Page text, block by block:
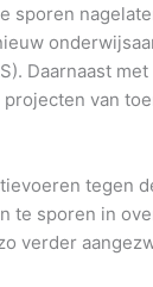
sporen
Daarnaast
van
tegen
te sporen in
verder